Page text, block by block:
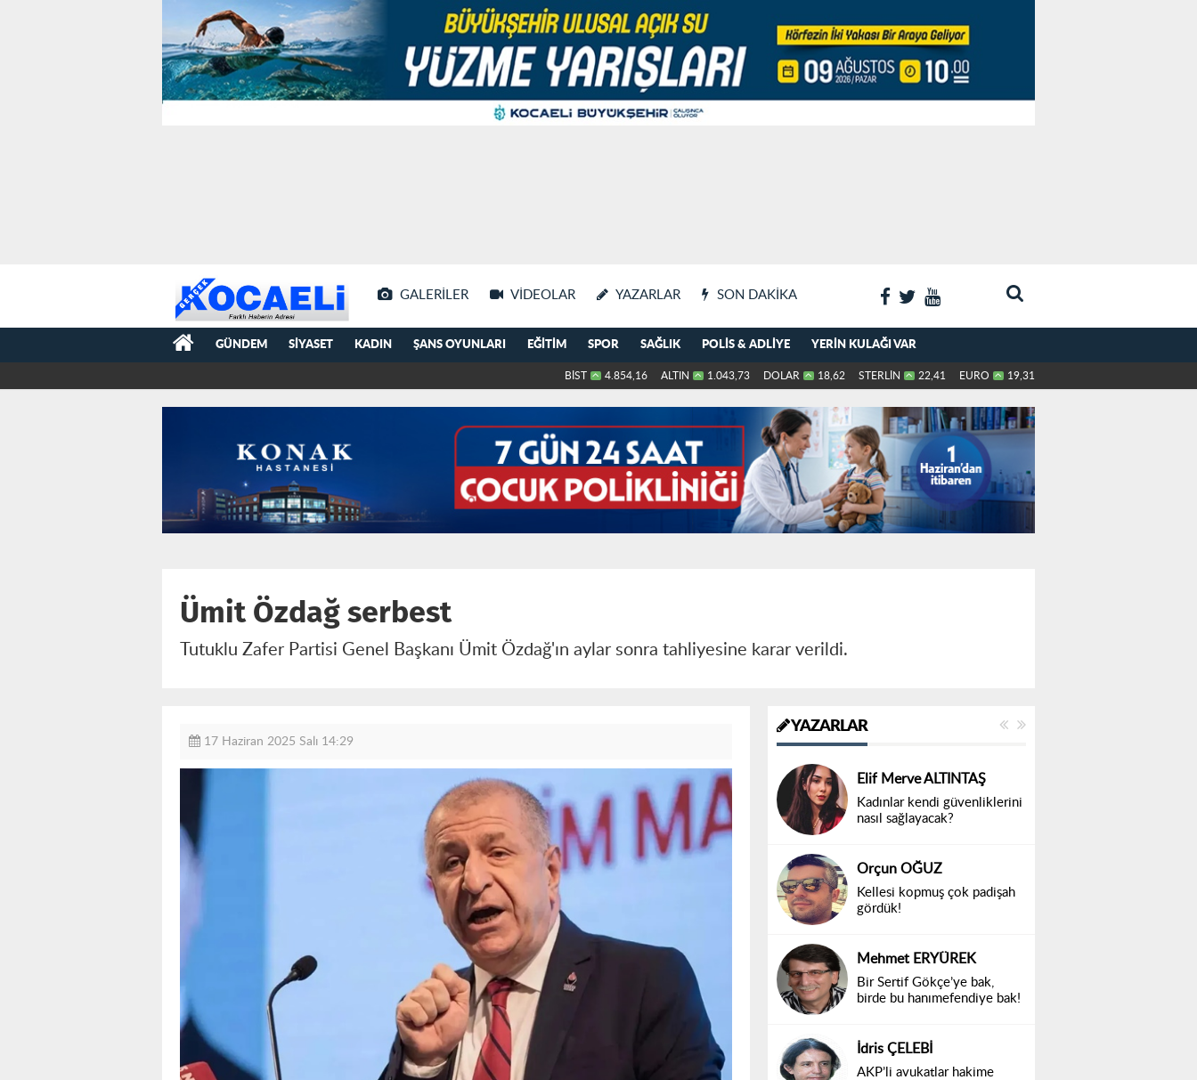
GALERILER VIDEOLAR YAZARLAR SON DAKIKA
GÜNDEM SIYASET KADIN ŞANS OYUNLARI EĞITIM SPOR SAĞLIK POLIS & ADLIYE YERIN KULAĞI VAR
BİST 4.854,16 ALTIN 1.043,73 DOLAR 18,62 STERLİN 22,41 EURO 19,31
Ümit Özdağ serbest
Tutuklu Zafer Partisi Genel Başkanı Ümit Özdağ'ın aylar sonra tahliyesine karar verildi.
17 Haziran 2025 Salı 14:29
YAZARLAR
Elif Merve ALTINTAŞ
Kadınlar kendi güvenliklerini
nasıl sağlayacak?
Orçun OĞUZ
Kellesi kopmuş çok padişah
gördük!
Mehmet ERYÜREK
Bir Sertif Gökçe’ye bak,
birde bu hanımefendiye bak!
İdris ÇELEBİ
AKP’li avukatlar hakime